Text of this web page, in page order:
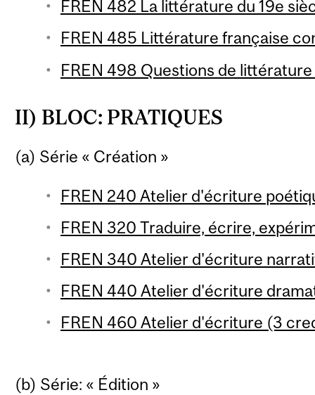
FREN 482 La littérature du 19e
FREN 485 Littérature française
FREN 498 Questions de
II) BLOC: PRATIQUES
(a) Série « Création »
FREN 240 Atelier d'écriture
FREN 320 Traduire, écrire,
FREN 340 Atelier d'écriture
FREN 440 Atelier d'écriture
FREN 460 Atelier d'écriture (3
(b) Série: « Édition »